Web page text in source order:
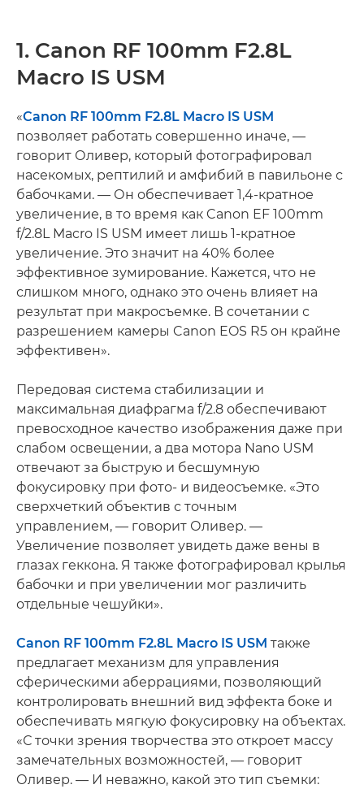
1. Canon RF 100mm F2.8L
Macro IS USM
«Canon RF 100mm F2.8L Macro IS USM
позволяет работать совершенно иначе, —
говорит Оливер, который фотографировал
насекомых, рептилий и амфибий в павильоне с
бабочками. — Он обеспечивает 1,4-кратное
увеличение, в то время как Canon EF 100mm
f/2.8L Macro IS USM имеет лишь 1-кратное
увеличение. Это значит на 40% более
эффективное зумирование. Кажется, что не
слишком много, однако это очень влияет на
результат при макросъемке. В сочетании с
разрешением камеры Canon EOS R5 он крайне
эффективен».
Передовая система стабилизации и
максимальная диафрагма f/2.8 обеспечивают
превосходное качество изображения даже при
слабом освещении, а два мотора Nano USM
отвечают за быструю и бесшумную
фокусировку при фото- и видеосъемке. «Это
сверхчеткий объектив с точным
управлением, — говорит Оливер. —
Увеличение позволяет увидеть даже вены в
глазах геккона. Я также фотографировал крылья
бабочки и при увеличении мог различить
отдельные чешуйки».
Canon RF 100mm F2.8L Macro IS USM также
предлагает механизм для управления
сферическими аберрациями, позволяющий
контролировать внешний вид эффекта боке и
обеспечивать мягкую фокусировку на объектах.
«С точки зрения творчества это откроет массу
замечательных возможностей, — говорит
Оливер. — И неважно, какой это тип съемки: